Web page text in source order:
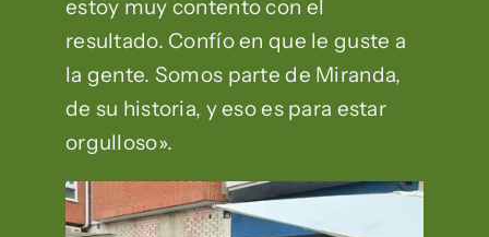
estoy muy contento con el
resultado. Confío en que le guste a
la gente. Somos parte de Miranda,
de su historia, y eso es para estar
orgulloso».